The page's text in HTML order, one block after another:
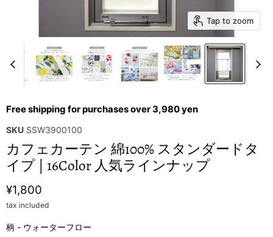
Tap to zoom
Free shipping for purchases over 3,980 yen
SKU SSW3900100
カフェカーテン 綿100% スタンダードタ
イプ | 16Color 人気ラインナップ
Current price
¥1,800
tax included
柄 - ウォーターフロー